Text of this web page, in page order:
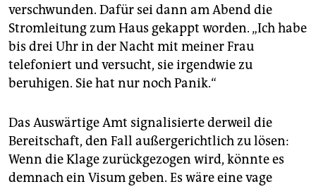
verschwunden. Dafür sei dann am Abend die
Stromleitung zum Haus gekappt worden. „Ich habe
bis drei Uhr in der Nacht mit meiner Frau
telefoniert und versucht, sie irgendwie zu
beruhigen. Sie hat nur noch Panik.“
Das Auswärtige Amt signalisierte derweil die
Bereitschaft, den Fall außergerichtlich zu lösen:
Wenn die Klage zurückgezogen wird, könnte es
demnach ein Visum geben. Es wäre eine vage